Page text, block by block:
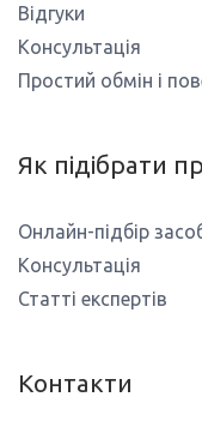
Відгуки
Консультація
Простий обмін і
Як підібрати
Онлайн-підбір
Консультація
Статті експертів
Контакти